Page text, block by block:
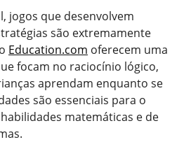
jogos que desenvolvem
são extremamente
Education.com oferecem uma
focam no raciocínio lógico,
aprendam enquanto se
são essenciais para o
matemáticas e de